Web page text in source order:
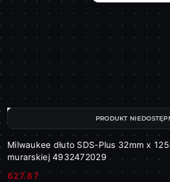
Milwaukee dłuto SDS-Plus 32mm x
murarskiej 4932472029
627.87
PRODUKT